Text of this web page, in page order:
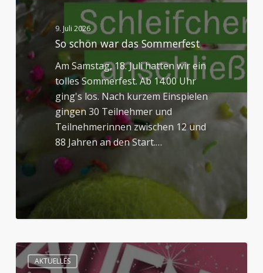
Sommerfest
9. Juli 2026
So schön war das Sommerfest
Am Samstag, 18. Juli hatten wir ein
tolles Sommerfest. Ab 14.00 Uhr
ging's los. Nach kurzem Einspielen
gingen 30 Teilnehmer und
Teilnehmerinnen zwischen 12 und
88 Jahren an den Start.…
AKTUELLES
Gelungener
Frauenabend